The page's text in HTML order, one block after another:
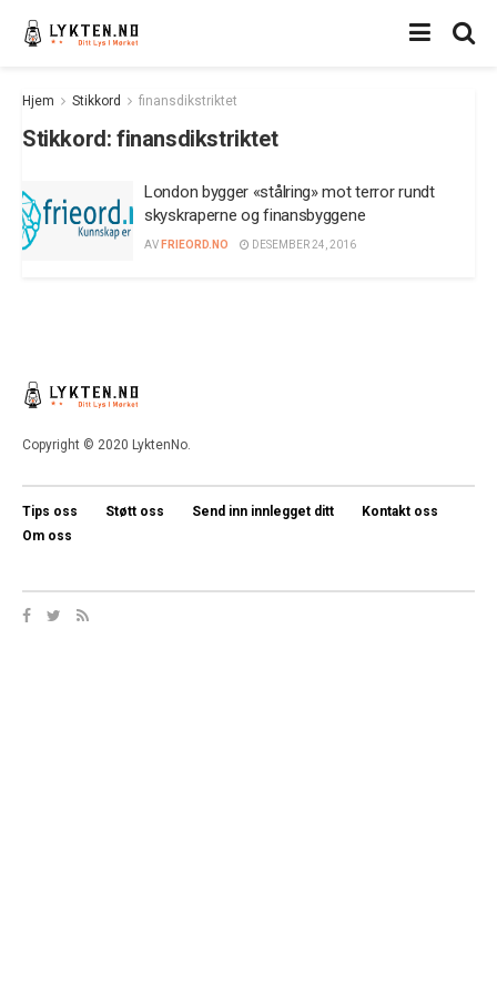
Hjem Stikkord finansdikstriktet
Stikkord: finansdikstriktet
London bygger «stålring» mot terror rundt
skyskraperne og finansbyggene
AV FRIEORD.NO DESEMBER 24, 2016
Copyright © 2020 LyktenNo.
Tips oss Støtt oss Send inn innlegget ditt
Kontakt oss
Om oss